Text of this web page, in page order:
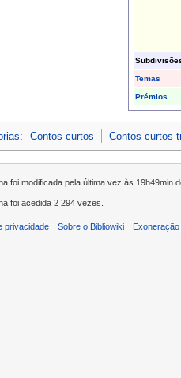
Temas
Prémios
: Contos curtos Contos curtos
foi modificada pela última vez às 19h49min
foi acedida 2 294 vezes.
privacidade Sobre o Bibliowiki